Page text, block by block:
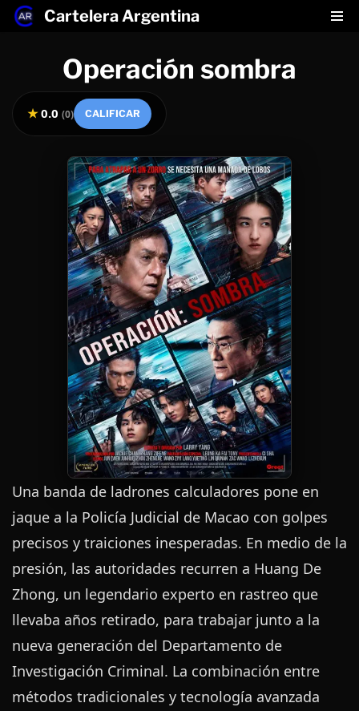
contenido
Cartelera Argentina
Operación sombra
★ 0.0 (0) CALIFICAR
Una banda de ladrones calculadores pone en
jaque a la Policía Judicial de Macao con golpes
precisos y traiciones inesperadas. En medio de la
presión, las autoridades recurren a Huang De
Zhong, un legendario experto en rastreo que
llevaba años retirado, para trabajar junto a la
nueva generación del Departamento de
Investigación Criminal. La combinación entre
métodos tradicionales y tecnología avanzada